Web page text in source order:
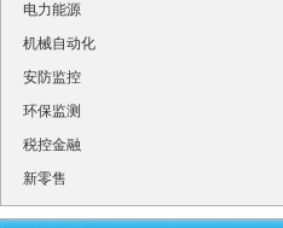
电力能源
机械自动化
安防监控
环保监测
税控金融
新零售